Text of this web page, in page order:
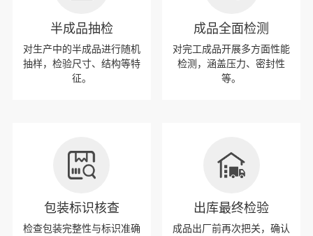
半成品抽检
对生产中的半成品进行随机
抽样，检验尺寸、结构等特
征。
成品全面检测
对完工成品开展多方面性能
检测，涵盖压力、密封性
等。
包装标识核查
检查包装完整性与标识准确
出库最终检验
成品出厂前再次把关，确认